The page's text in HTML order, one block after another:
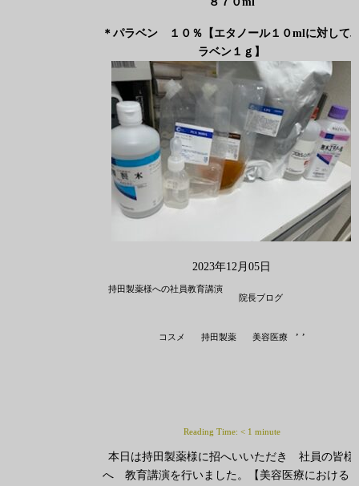
＊パラベン １０％ 【 エタノール１０mlに対して
ラベン１ｇ 】
2023年12月05日
持田製薬様への社員教育講演
院長ブログ
コスメ ,
持田製薬 ,
美容医療
Reading Time: < 1 minute
本日は持田製薬様に招へいいただき 社員の皆様
へ 教育講演を行いました。【美容医療における